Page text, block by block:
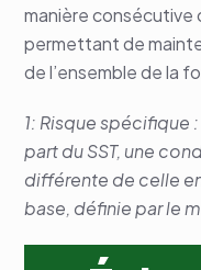
manière consécutive
permettant de
de l’ensemble de la
1: Risque spécifique
part du SST, une
différente de celle
base, définie par le